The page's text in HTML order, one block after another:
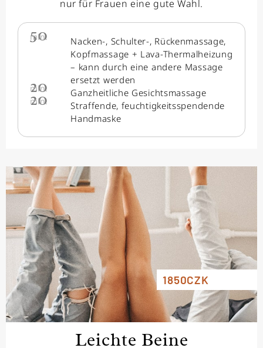
nur für Frauen eine gute Wahl.
50
min.
Nacken-, Schulter-, Rückenmassage,
Kopfmassage + Lava-Thermalheizung
– kann durch eine andere Massage
ersetzt werden
20
min. Ganzheitliche Gesichtsmassage
20
min.
Straffende, feuchtigkeitsspendende
Handmaske
1850CZK
Leichte Beine